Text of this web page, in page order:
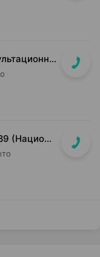
ул. Семашко, д. 10 («Минский консультационно-диагностический центр»)
ул. Аэровокзальная, д. 19-1, пом. 1-89 (Национальный аэропорт "Минск", 3 этаж)